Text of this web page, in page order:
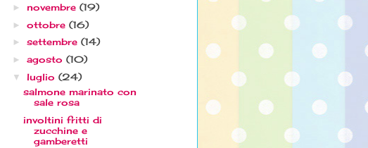
► novembre (19)
► ottobre (16)
► settembre (14)
► agosto (10)
▼ luglio (24)
salmone marinato con
sale rosa
involtini fritti di
zucchine e
gamberetti